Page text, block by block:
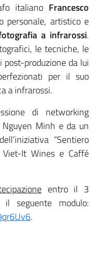
italianoFrancesco
personale, artistico e
a infrarossi.
le tecniche, le
produzione da lui
per il suo
a infrarossi.
di networking
Minh e da un
“Sentiero
Viet-It Wines e Caffé
entro il 3
il seguente modulo:
.